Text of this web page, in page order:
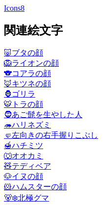
Icons8
関連絵文字
🐷ブタの顔
🦁ライオンの顔
🐨コアラの顔
🦊キツネの顔
🦍 ゴリラ
🐯 トラの顔
🧔あご髭を生やした人
🦔ハリネズミ
🤛左向きの右手握りこぶし
🍯ハチミツ
🐺オオカミ
🧸テディベア
🐶イヌの顔
🐹ハムスターの顔
🐻‍❄️北極グマ